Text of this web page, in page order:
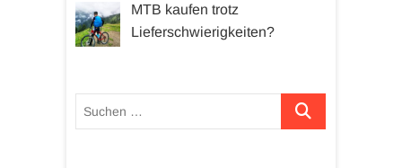
MTB kaufen trotz
Lieferschwierigkeiten?
Suchen …